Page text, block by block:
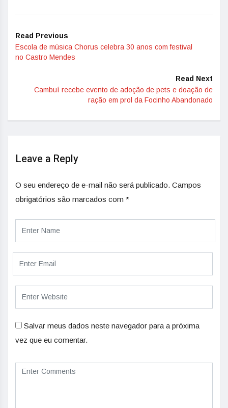
Read Previous
Escola de música Chorus celebra 30 anos com festival
no Castro Mendes
Read Next
Cambuí recebe evento de adoção de pets e doação de
ração em prol da Focinho Abandonado
Leave a Reply
O seu endereço de e-mail não será publicado. Campos
obrigatórios são marcados com *
Salvar meus dados neste navegador para a próxima
vez que eu comentar.